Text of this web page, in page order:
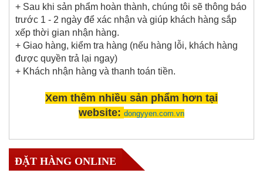
+ Sau khi sản phẩm hoàn thành, chúng tôi sẽ thông báo
trước 1 - 2 ngày để xác nhận và giúp khách hàng sắp
xếp thời gian nhận hàng.
+ Giao hàng, kiểm tra hàng (nếu hàng lỗi, khách hàng
được quyền trả lại ngay)
+ Khách nhận hàng và thanh toán tiền.
Xem thêm nhiều sản phẩm hơn tại
website: dongyyen.com.vn
ĐẶT HÀNG ONLINE